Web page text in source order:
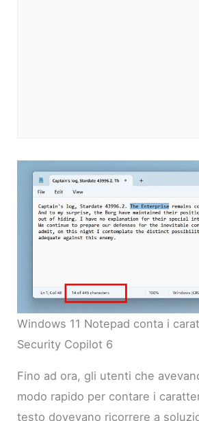
Windows 11 Notepad conta i
Security Copilot 6
Fino ad ora, gli utenti che
modo rapido per contare i
testo dovevano ricorrere a